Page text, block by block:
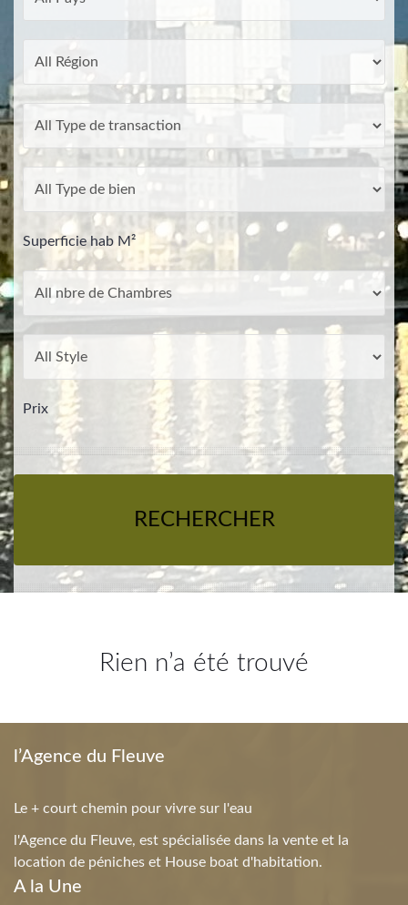
Superficie hab M²
Prix
RECHERCHER
Rien n’a été trouvé
l’Agence du Fleuve
Le + court chemin pour vivre sur l'eau
l'Agence du Fleuve, est spécialisée dans la vente et la
location de péniches et House boat d'habitation.
A la Une